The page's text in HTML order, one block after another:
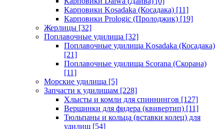
Карповики Kosadaka (Косадака) [11]
Карповики Prologic (Пролоджик) [19]
Жерлицы [32]
Поплавочные удилища [32]
Поплавочные удилища Kosadaka (Косадака)
[21]
Поплавочные удилища Scorana (Скорана)
[11]
Морские удилища [5]
Запчасти к удилищам [228]
Хлысты и комли для спиннингов [127]
Вершинки для фидера (квивертип) [11]
Тюльпаны и кольца (вставки колец) для
удилищ [54]